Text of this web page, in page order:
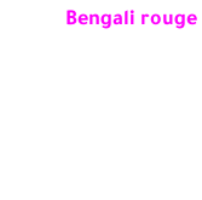
Bengali rouge